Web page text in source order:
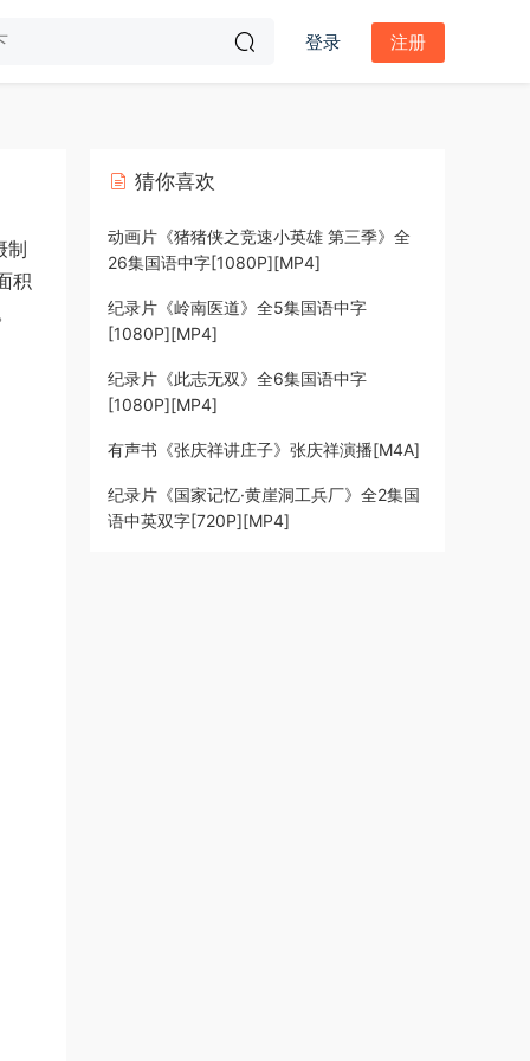
登录 注册
制
积
猜你喜欢
动画片《猪猪侠之竞速小英雄 第三季》全
26集国语中字[1080P][MP4]
纪录片《岭南医道》全5集国语中字
[1080P][MP4]
纪录片《此志无双》全6集国语中字
[1080P][MP4]
有声书《张庆祥讲庄子》张庆祥演播[M4A]
纪录片《国家记忆·黄崖洞工兵厂》全2集国
语中英双字[720P][MP4]